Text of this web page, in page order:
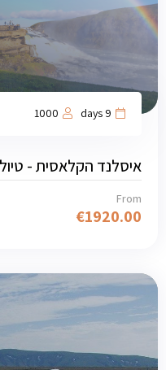
9 days
1000
איסלנד הקלאסית -
From
€1920.00